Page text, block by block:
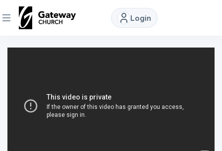
Login
DISCOVER